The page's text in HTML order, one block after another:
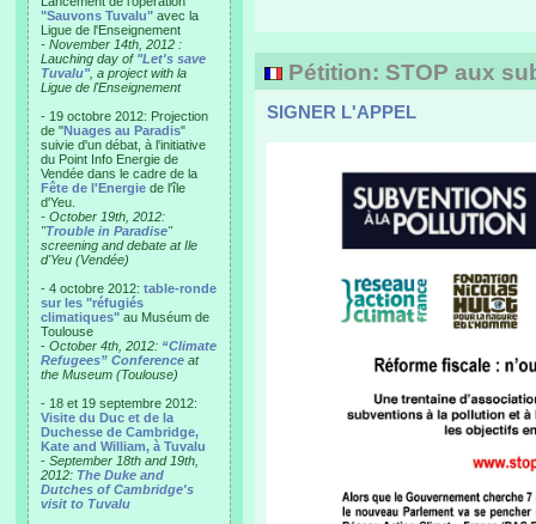
"Sauvons Tuvalu" avec la
Ligue de l'Enseignement
- November 14th, 2012 :
Lauching day of "Let's save
Tuvalu", a project with la
Ligue de l'Enseignement
- 19 octobre 2012: Projection
de "Nuages au Paradis"
suivie d'un débat, à l'initiative
du Point Info Energie de
Vendée dans le cadre de la
Fête de l'Energie de l'île
d'Yeu.
- October 19th, 2012:
"Trouble in Paradise"
screening and debate at Ile
d'Yeu (Vendée)
- 4 octobre 2012: table-ronde
sur les "réfugiés
climatiques" au Muséum de
Toulouse
- October 4th, 2012: “Climate
Refugees” Conference at
the Museum (Toulouse)
- 18 et 19 septembre 2012:
Visite du Duc et de la
Duchesse de Cambridge,
Kate and William, à Tuvalu
- September 18th and 19th,
2012: The Duke and
Dutches of Cambridge's
visit to Tuvalu
Pétition: STOP aux
SIGNER L'APPEL